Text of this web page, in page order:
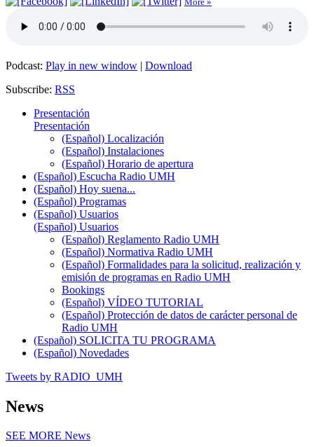
Podcast: Play in new window | Download
Subscribe: RSS
Presentación
Presentación
(Español) Localización
(Español) Instalaciones
(Español) Horario de apertura
(Español) Escucha Radio UMH
(Español) Hoy suena...
(Español) Programas
(Español) Usuarios
(Español) Usuarios
(Español) Reglamento Radio UMH
(Español) Normativa Radio UMH
(Español) Formalidades para la solicitud, realización y
emisión de programas en Radio UMH
Bookings
(Español) VÍDEO TUTORIAL
(Español) Protección de datos de carácter personal de
Radio UMH
(Español) SOLICITA TU PROGRAMA
(Español) Novedades
Tweets by RADIO_UMH
News
SEE MORE News